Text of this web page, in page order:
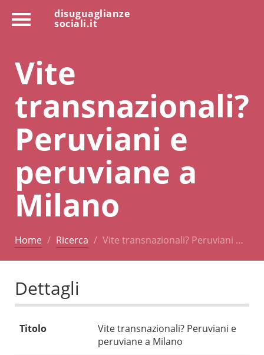
disuguaglianze
sociali.it
Vite
transnazionali?
Peruviani e
peruviane a
Milano
Home Ricerca Vite transnazionali? Peruviani …
Dettagli
Titolo
Vite transnazionali? Peruviani e
peruviane a Milano